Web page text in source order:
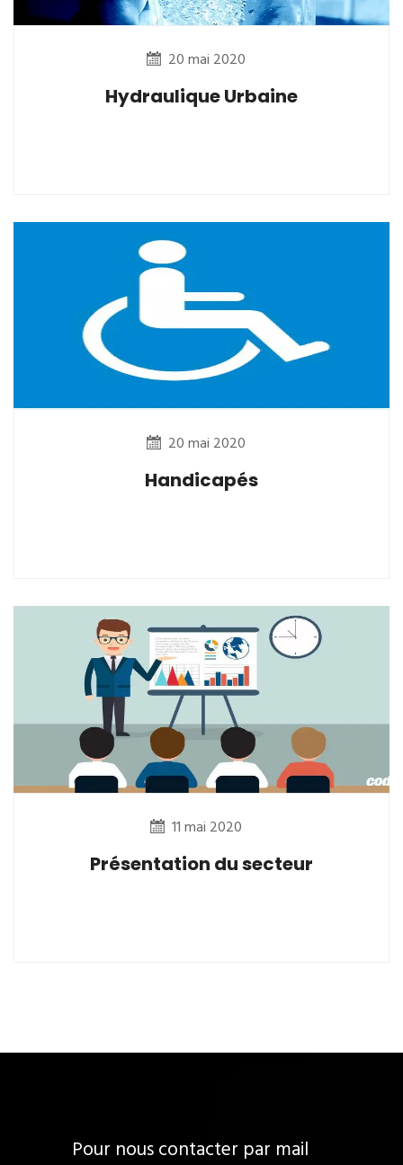
20 mai 2020
Hydraulique Urbaine
20 mai 2020
Handicapés
11 mai 2020
Présentation du secteur
Pour nous contacter par mail